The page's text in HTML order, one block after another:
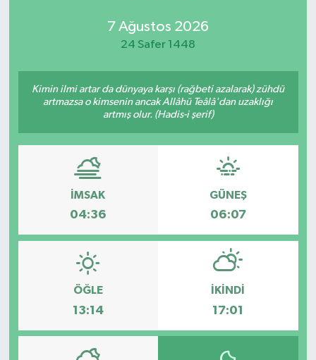
7 Ağustos 2026
24 Safer 1448
Kimin ilmi artar da dünyaya karşı (rağbeti azalarak) zühdü
artmazsa o kimsenin ancak Allâhü Teâlâ'dan uzaklığı
artmış olur. (Hadis-i şerif)
İMSAK
04:36
GÜNEŞ
06:07
ÖĞLE
13:14
İKINDI
17:01